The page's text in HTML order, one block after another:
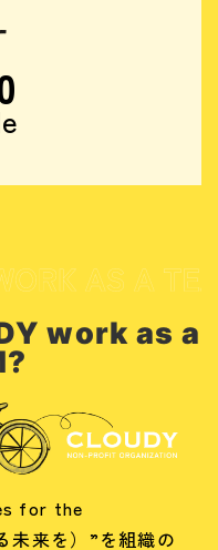
work as a
for the
未来を）”を組織の